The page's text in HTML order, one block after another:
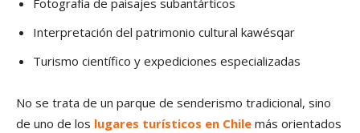
Fotografía de paisajes subantárticos
Interpretación del patrimonio cultural kawésqar
Turismo científico y expediciones especializadas
No se trata de un parque de senderismo tradicional, sino
de uno de los lugares turísticos en Chile más orientados